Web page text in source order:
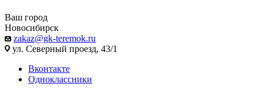
Ваш город
Новосибирск
zakaz@gk-teremok.ru
ул. Северный проезд, 43/1
Вконтакте
Одноклассники